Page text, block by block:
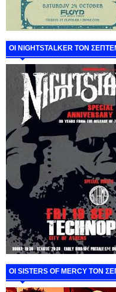
ΟΙ NIGHTSTALKER ΤΟΝ
ΟΙ SISTERS OF MERCY ΤΟΝ